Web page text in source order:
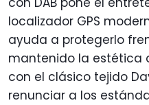
localizador GPS
ayuda a protegerlo
mantenido la estética
con el clásico tejido
renunciar a los